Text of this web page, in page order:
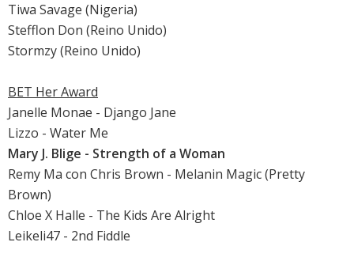
Tiwa Savage (Nigeria)
Stefflon Don (Reino Unido)
Stormzy (Reino Unido)
BET Her Award
Janelle Monae - Django Jane
Lizzo - Water Me
Mary J. Blige - Strength of a Woman
Remy Ma con Chris Brown - Melanin Magic (Pretty
Brown)
Chloe X Halle - The Kids Are Alright
Leikeli47 - 2nd Fiddle